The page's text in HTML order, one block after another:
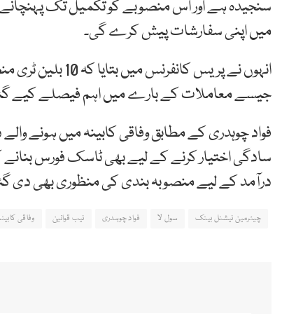
میں اپنی سفارشات پیش کرے گی۔
انہوں نے پریس
جیسے معاملات کے بارے میں اہم فیصلے کیے
فواد چوہدری کے مطابق وفاقی کابینہ میں ہونے
درآمد کے لیے منصوبہ بندی کی منظوری بھی دی
چیئرمین نیشنل بینک سول لا فواد چوہدری نیب قوانین وفاقی